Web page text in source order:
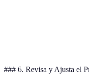
### 6. Revisa y Ajusta el